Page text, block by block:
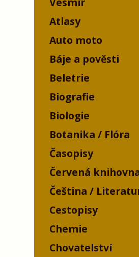
Atlasy
Auto moto
Báje a pověsti
Beletrie
Biografie
Biologie
Botanika / Flóra
Časopisy
Červená
Čeština /
Cestopisy
Chemie
Chovatelství